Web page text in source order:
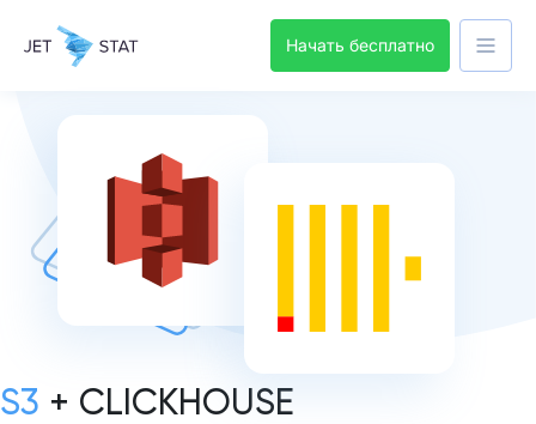
Начать бесплатно
S3 + CLICKHOUSE